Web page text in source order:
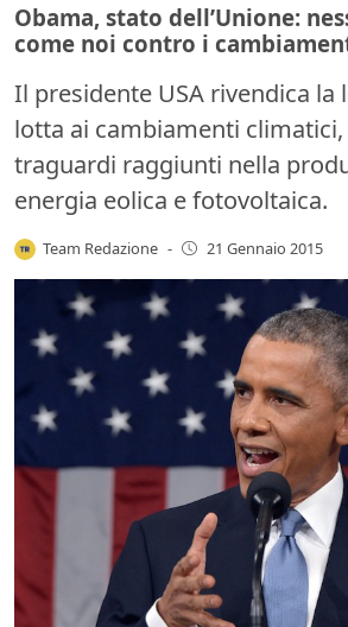
Obama, stato dell’Unione:
come noi contro i
Il presidente USA rivendica la
lotta ai cambiamenti
traguardi raggiunti nella
energia eolica e fotovoltaica.
Team Redazione - 21 Gennaio 2015